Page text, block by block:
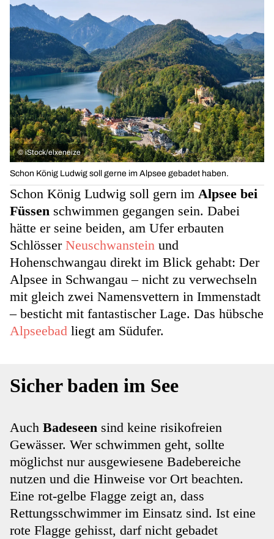
© iStock/elxeneize
Schon König Ludwig soll gerne im Alpsee gebadet haben.
Schon König Ludwig soll gern im Alpsee bei
Füssen schwimmen gegangen sein. Dabei
hätte er seine beiden, am Ufer erbauten
Schlösser Neuschwanstein und
Hohenschwangau direkt im Blick gehabt: Der
Alpsee in Schwangau – nicht zu verwechseln
mit gleich zwei Namensvettern in Immenstadt
– besticht mit fantastischer Lage. Das hübsche
Alpseebad liegt am Südufer.
Sicher baden im See
Auch Badeseen sind keine risikofreien
Gewässer. Wer schwimmen geht, sollte
möglichst nur ausgewiesene Badebereiche
nutzen und die Hinweise vor Ort beachten.
Eine rot-gelbe Flagge zeigt an, dass
Rettungsschwimmer im Einsatz sind. Ist eine
rote Flagge gehisst, darf nicht gebadet